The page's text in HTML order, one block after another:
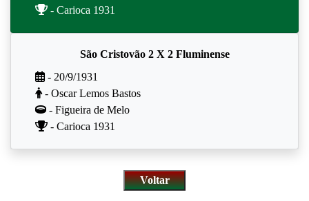
- Carioca 1931
São Cristovão 2 X 2 Fluminense
- 20/9/1931
- Oscar Lemos Bastos
- Figueira de Melo
- Carioca 1931